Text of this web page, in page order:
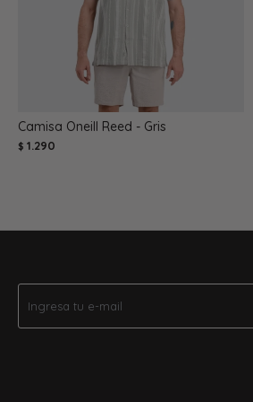
Camisa Oneill Reed - Gris
$ 1.290